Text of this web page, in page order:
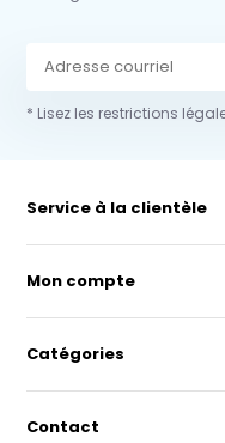
* Lisez les restrictions
Service à la clientèle
Mon compte
Catégories
Contact